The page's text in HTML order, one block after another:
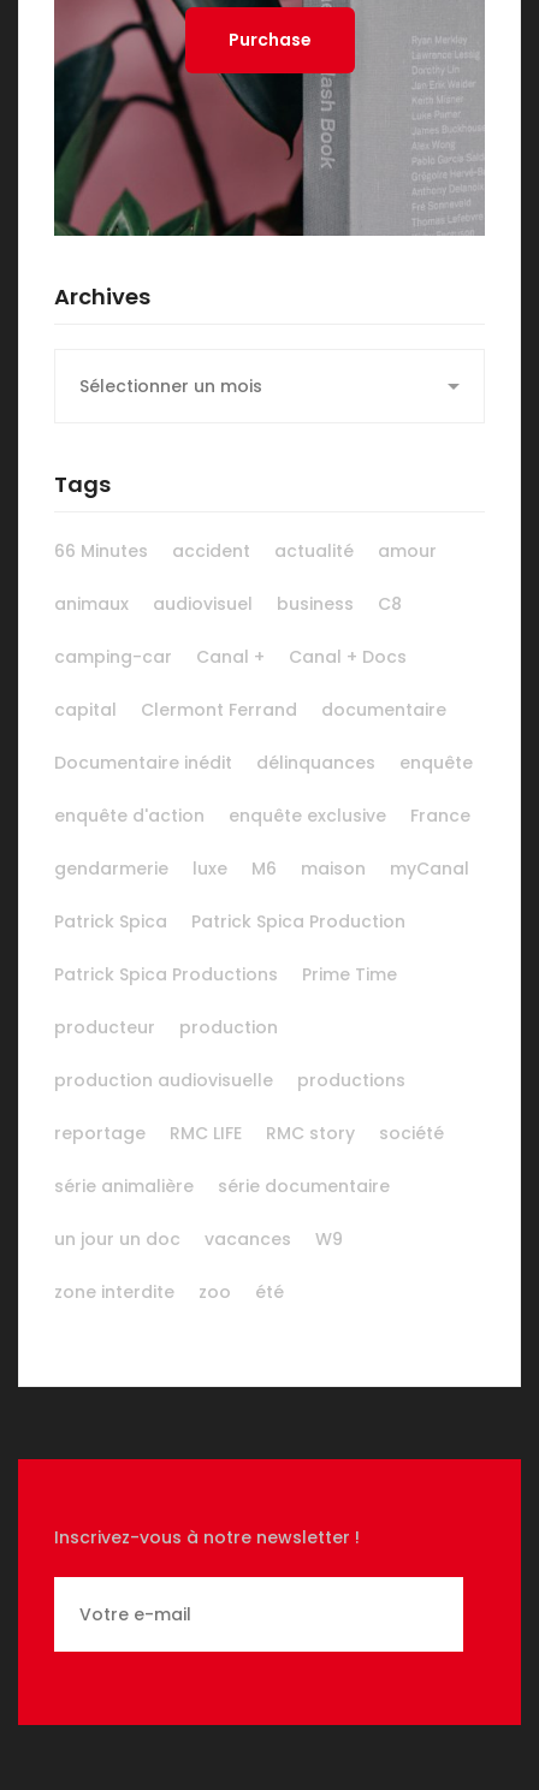
Purchase
Archives
Tags
66 Minutes accident actualité amour
animaux audiovisuel business C8
camping-car Canal + Canal + Docs
capital Clermont Ferrand documentaire
Documentaire inédit délinquances enquête
enquête d'action enquête exclusive France
gendarmerie luxe M6 maison myCanal
Patrick Spica Patrick Spica Production
Patrick Spica Productions Prime Time
producteur production
production audiovisuelle productions
reportage RMC LIFE RMC story société
série animalière série documentaire
un jour un doc vacances W9
zone interdite zoo été
Inscrivez-vous à notre newsletter !